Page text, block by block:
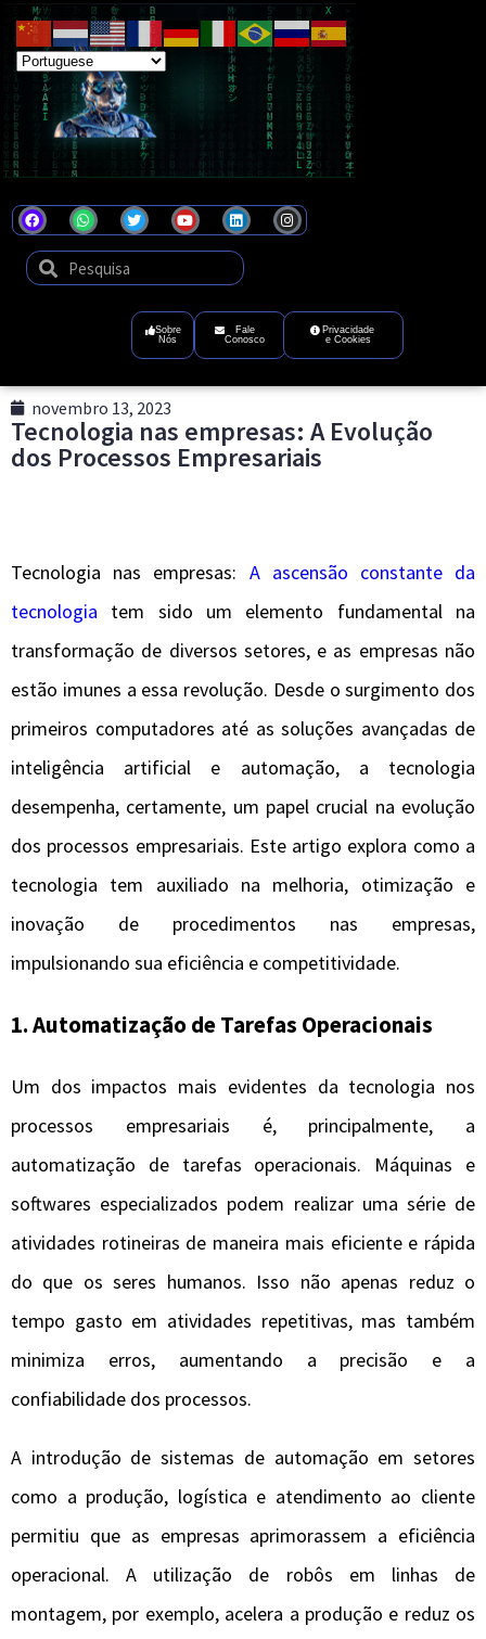
Sobre
Nós
Fale
Conosco
Privacidade
e Cookies
novembro 13, 2023
Tecnologia nas empresas: A Evolução
dos Processos Empresariais
Tecnologia nas empresas: A ascensão constante da
tecnologia tem sido um elemento fundamental na
transformação de diversos setores, e as empresas não
estão imunes a essa revolução. Desde o surgimento dos
primeiros computadores até as soluções avançadas de
inteligência artificial e automação, a tecnologia
desempenha, certamente, um papel crucial na evolução
dos processos empresariais. Este artigo explora como a
tecnologia tem auxiliado na melhoria, otimização e
inovação de procedimentos nas empresas,
impulsionando sua eficiência e competitividade.
1. Automatização de Tarefas Operacionais
Um dos impactos mais evidentes da tecnologia nos
processos empresariais é, principalmente, a
automatização de tarefas operacionais. Máquinas e
softwares especializados podem realizar uma série de
atividades rotineiras de maneira mais eficiente e rápida
do que os seres humanos. Isso não apenas reduz o
tempo gasto em atividades repetitivas, mas também
minimiza erros, aumentando a precisão e a
confiabilidade dos processos.
A introdução de sistemas de automação em setores
como a produção, logística e atendimento ao cliente
permitiu que as empresas aprimorassem a eficiência
operacional. A utilização de robôs em linhas de
montagem, por exemplo, acelera a produção e reduz os